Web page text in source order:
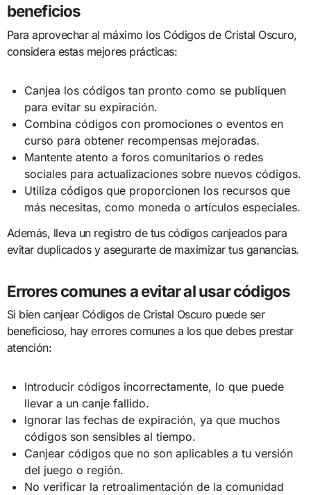
beneficios
Para aprovechar al máximo los Códigos de Cristal Oscuro,
considera estas mejores prácticas:
Canjea los códigos tan pronto como se publiquen
para evitar su expiración.
Combina códigos con promociones o eventos en
curso para obtener recompensas mejoradas.
Mantente atento a foros comunitarios o redes
sociales para actualizaciones sobre nuevos códigos.
Utiliza códigos que proporcionen los recursos que
más necesitas, como moneda o artículos especiales.
Además, lleva un registro de tus códigos canjeados para
evitar duplicados y asegurarte de maximizar tus ganancias.
Errores comunes a evitar al usar códigos
Si bien canjear Códigos de Cristal Oscuro puede ser
beneficioso, hay errores comunes a los que debes prestar
atención:
Introducir códigos incorrectamente, lo que puede
llevar a un canje fallido.
Ignorar las fechas de expiración, ya que muchos
códigos son sensibles al tiempo.
Canjear códigos que no son aplicables a tu versión
del juego o región.
No verificar la retroalimentación de la comunidad